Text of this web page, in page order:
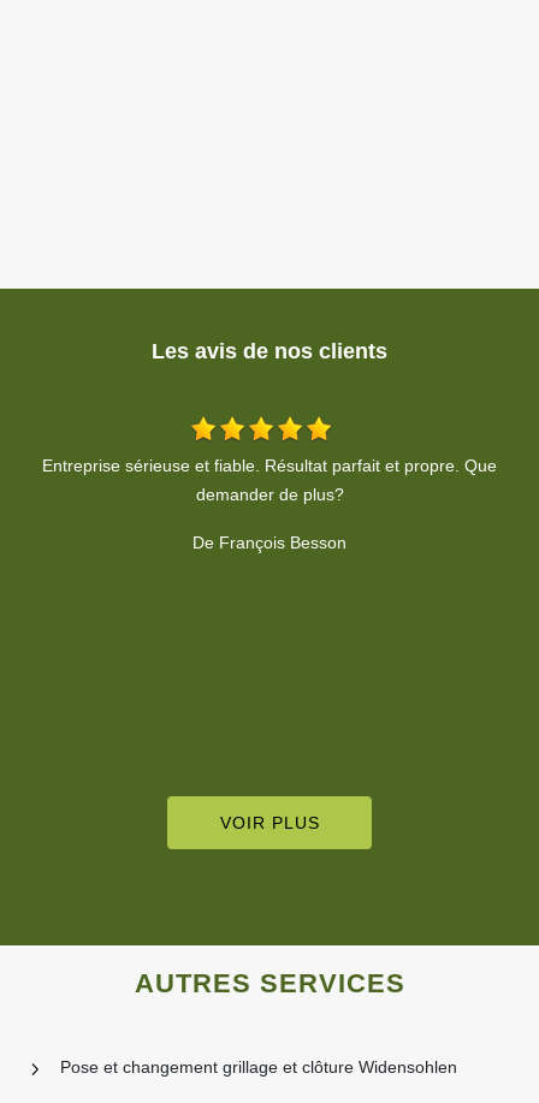
Les avis de nos clients
Bon travail en sécurité avent pendant après
VOIR PLUS
AUTRES SERVICES
Pose et changement grillage et clôture Widensohlen